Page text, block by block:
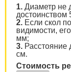
1. Диаметр не
достоинством
2. Если скол
видимости,
мм;
3. Расстояние
см.
Стоимость